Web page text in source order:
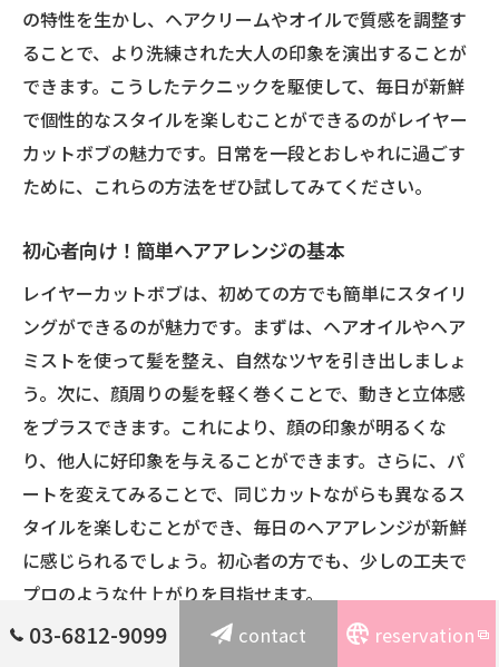
の特性を生かし、ヘアクリームやオイルで質感を調整す
ることで、より洗練された大人の印象を演出することが
できます。こうしたテクニックを駆使して、毎日が新鮮
で個性的なスタイルを楽しむことができるのがレイヤー
カットボブの魅力です。日常を一段とおしゃれに過ごす
ために、これらの方法をぜひ試してみてください。
初心者向け！簡単ヘアアレンジの基本
レイヤーカットボブは、初めての方でも簡単にスタイリ
ングができるのが魅力です。まずは、ヘアオイルやヘア
ミストを使って髪を整え、自然なツヤを引き出しましょ
う。次に、顔周りの髪を軽く巻くことで、動きと立体感
をプラスできます。これにより、顔の印象が明るくな
り、他人に好印象を与えることができます。さらに、パ
ートを変えてみることで、同じカットながらも異なるス
タイルを楽しむことができ、毎日のヘアアレンジが新鮮
に感じられるでしょう。初心者の方でも、少しの工夫で
プロのような仕上がりを目指せます。
03-6812-9099 contact reservation